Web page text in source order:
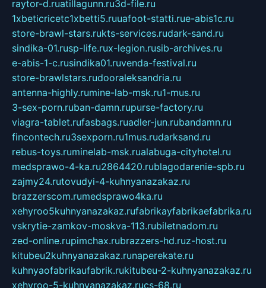
raytor-d.ruatillagunn.ru3d-file.ru
1xbeticricetc1xbetti5.ruuafoot-statti.rue-abis1c.ru
store-brawl-stars.rukts-services.rudark-sand.ru
sindika-01.rusp-life.rux-legion.rusib-archives.ru
e-abis-1-c.rusindika01.ruvenda-festival.ru
store-brawlstars.rudooraleksandria.ru
antenna-highly.rumine-lab-msk.ru1-mus.ru
3-sex-porn.ruban-damn.rupurse-factory.ru
viagra-tablet.rufasbags.ruadler-jun.rubandamn.ru
fincontech.ru3sexporn.ru1mus.rudarksand.ru
rebus-toys.ruminelab-msk.rualabuga-cityhotel.ru
medsprawo-4-ka.ru2864420.rublagodarenie-spb.ru
zajmy24.rutovudyi-4-kuhnyanazakaz.ru
brazzerscom.rumedsprawo4ka.ru
xehyroo5kuhnyanazakaz.rufabrikayfabrikaefabrika.ru
vskrytie-zamkov-moskva-113.rubiletnadom.ru
zed-online.rupimchax.rubrazzers-hd.ruz-host.ru
kitubeu2kuhnyanazakaz.runaperekate.ru
kuhnyaofabrikaufabrik.rukitubeu-2-kuhnyanazakaz.ru
xehyroo-5-kuhnyanazakaz.rucs-68.ru